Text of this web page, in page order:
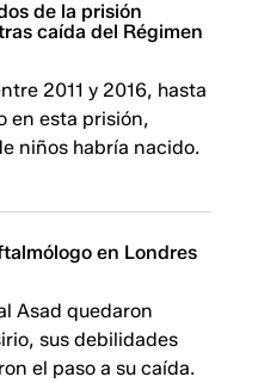
de la prisión
caída del Régimen
2011 y 2016, hasta
en esta prisión,
niños habría nacido.
en Londres
Asad quedaron
sus debilidades
el paso a su caída.